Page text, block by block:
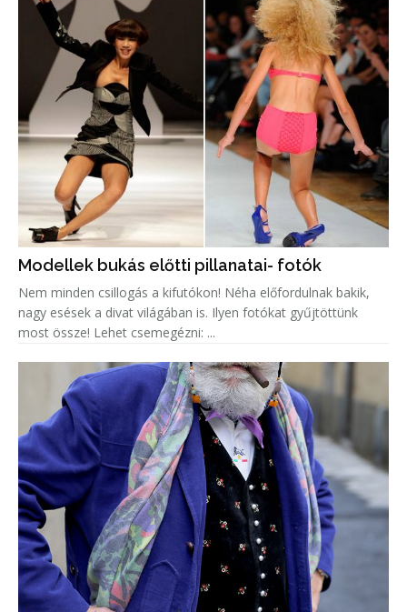
Modellek bukás előtti pillanatai- fotók
Nem minden csillogás a kifutókon! Néha előfordulnak bakik,
nagy esések a divat világában is. Ilyen fotókat gyűjtöttünk
most össze! Lehet csemegézni: ...